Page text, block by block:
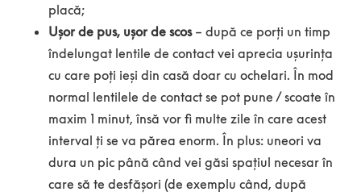
placă;
Ușor de pus, ușor de scos– după ce porți un timp
îndelungat lentile de contact vei aprecia ușurința
cu care poți ieși din casă doar cu ochelari. În mod
normal lentilele de contact se pot pune / scoate în
maxim 1 minut, însă vor fi multe zile în care acest
interval ți se va părea enorm. În plus: uneori va
dura un pic până când vei găsi spațiul necesar în
care să te desfășori (de exemplu când, după